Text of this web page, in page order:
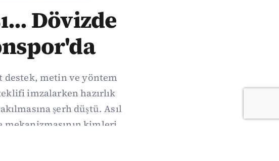
Dövizde
destek, metin ve yöntem
imzalarken hazırlık
şerh düştü. Asıl
kimleri,